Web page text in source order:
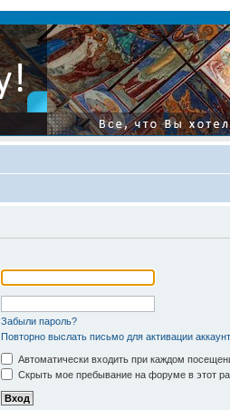
Забыли пароль?
Повторно выслать письмо для активации
Автоматически входить при каждом
Скрыть мое пребывание на форуме в этот